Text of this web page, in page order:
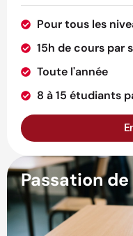
Pour tous les
15h de cours par
Toute l'année
8 à 15 étudiants
Passation de